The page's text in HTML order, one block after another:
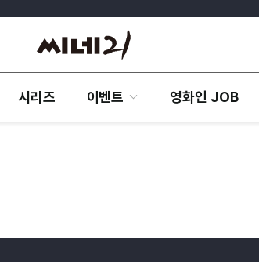
시리즈 이벤트 영화인 JOB